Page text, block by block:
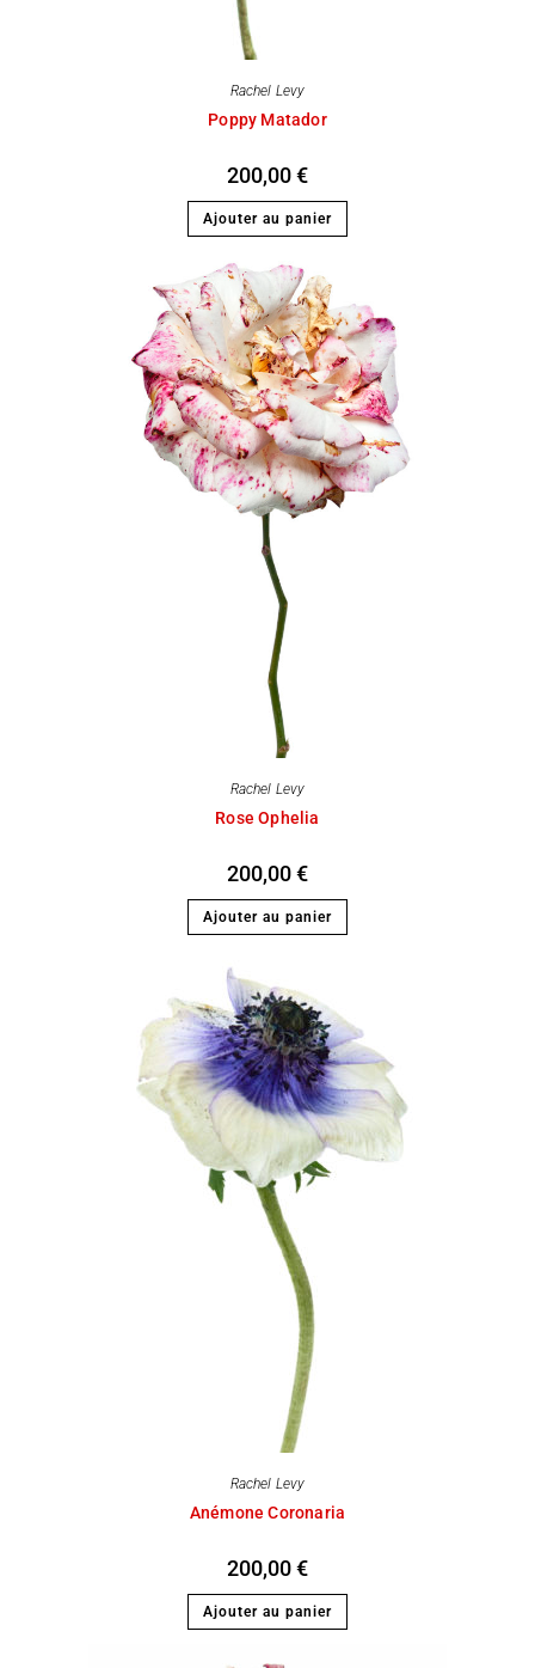
Rachel Levy
Poppy Matador
200,00€
Ajouter au panier
Rachel Levy
Rose Ophelia
200,00€
Ajouter au panier
Rachel Levy
Anémone Coronaria
200,00€
Ajouter au panier